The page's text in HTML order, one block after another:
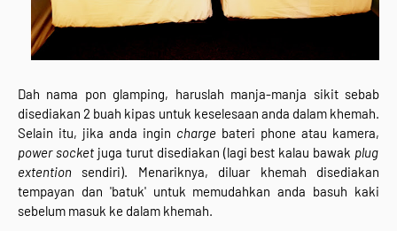
Dah nama pon glamping, haruslah manja-manja sikit sebab
disediakan 2 buah kipas untuk keselesaan anda dalam khemah.
Selain itu, jika anda ingin charge bateri phone atau kamera,
power socketjuga turut disediakan (lagi best kalau bawak plug
extention sendiri). Menariknya, diluar khemah disediakan
tempayan dan 'batuk' untuk memudahkan anda basuh kaki
sebelum masuk ke dalam khemah.